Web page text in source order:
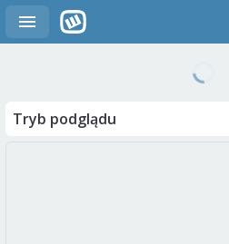
Tryb podglądu